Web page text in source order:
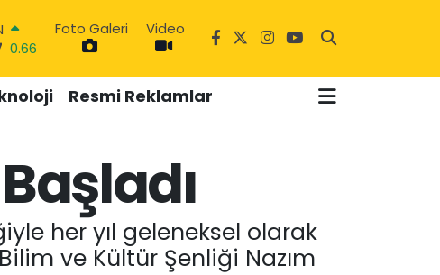
0.66
0.05
0.22
0.39
0
Foto Galeri Video
Resmi Reklamlar
her yıl geleneksel olarak
ve Kültür Şenliği Nazım